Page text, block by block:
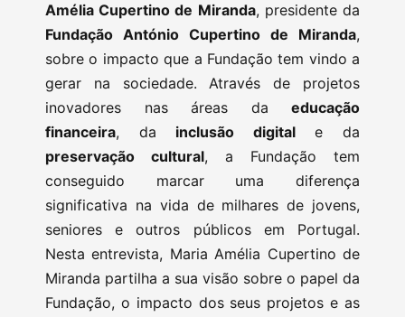
Amélia Cupertino de Miranda, presidente da
Fundação António Cupertino de Miranda,
sobre o impacto que a Fundação tem vindo a
gerar na sociedade. Através de projetos
inovadores nas áreas da educação
financeira, da inclusão digitale da
preservação cultural, a Fundação tem
conseguido marcar uma diferença
significativa na vida de milhares de jovens,
seniores e outros públicos em Portugal.
Nesta entrevista, Maria Amélia Cupertino de
Miranda partilha a sua visão sobre o papel da
Fundação, o impacto dos seus projetos e as